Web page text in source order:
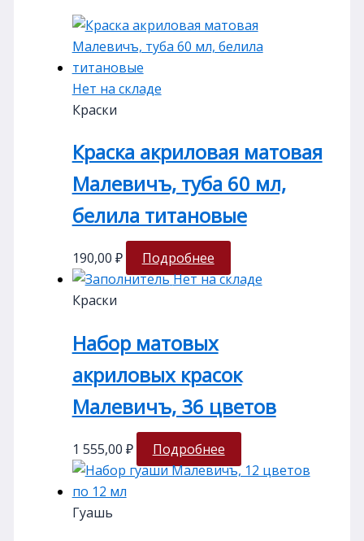
Нет на складе
Краски
Краска акриловая матовая
Малевичъ, туба 60 мл,
белила титановые
190,00 ₽
Подробнее
Нет на складе
Краски
Набор матовых
акриловых красок
Малевичъ, 36 цветов
1 555,00 ₽ Подробнее
Гуашь